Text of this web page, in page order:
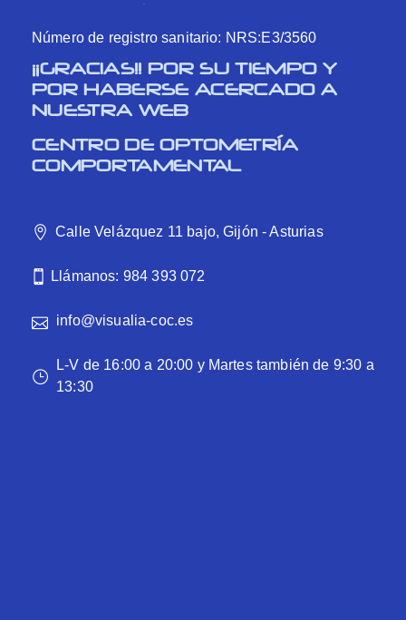
Número de registro sanitario: NRS:E3/3560
¡¡GRACIAS!! POR SU TIEMPO Y
POR HABERSE ACERCADO A
NUESTRA WEB
CENTRO DE OPTOMETRÍA
COMPORTAMENTAL
Calle Velázquez 11 bajo, Gijón - Asturias
Llámanos: 984 393 072
info@visualia-coc.es
L-V de 16:00 a 20:00 y Martes también de 9:30 a
13:30